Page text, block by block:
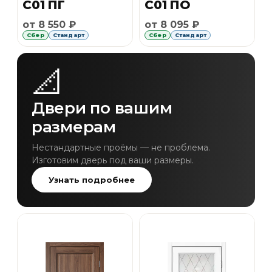
C01 ПГ
от 8 550 ₽
Сбер Стандарт
Рассрочка Сбер 6 месяцев без
C01 ПО
от 8 095 ₽
Сбер Стандарт
Рассрочка Сбер 6
📐
Двери по вашим
размерам
Нестандартные проёмы — не проблема.
Изготовим дверь под ваши размеры.
Узнать подробнее